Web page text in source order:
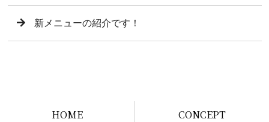
新メニューの紹介です！
HOME CONCEPT